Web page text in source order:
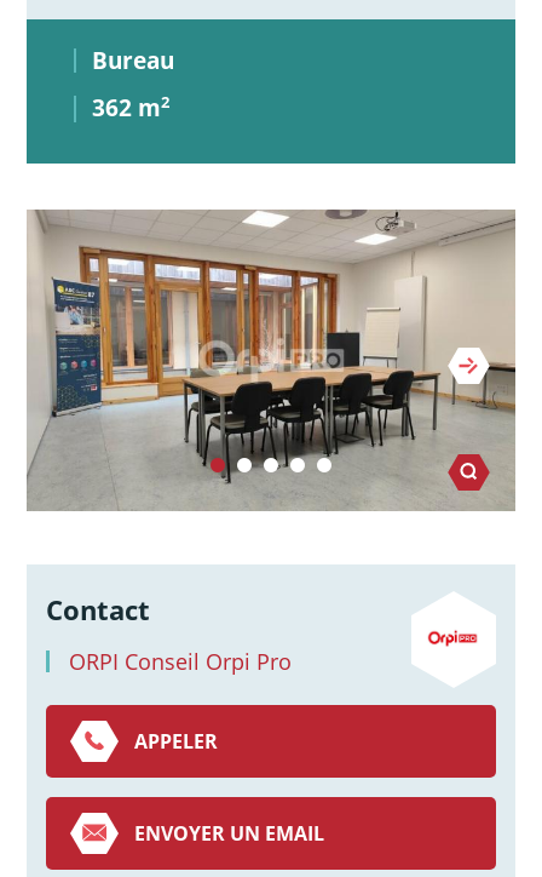
Bureau
362 m2
Contact
ORPI Conseil Orpi Pro
APPELER
ENVOYER UN EMAIL